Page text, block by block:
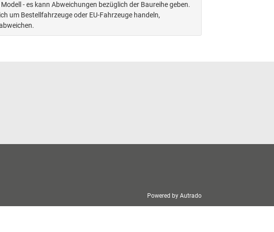
- es kann Abweichungen bezüglich der Baureihe geben.
um Bestellfahrzeuge oder EU-Fahrzeuge handeln,
Powered by Autrado